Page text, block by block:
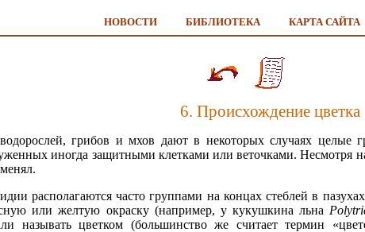
НОВОСТИ БИБЛИОТЕКА КАРТА САЙТА
6. Происхождение цветка
грибов и мхов дают в некоторых случаях целые
иногда защитными клетками или веточками. Несмотря
располагаются часто группами на концах стеблей в
или желтую окраску (например, у кукушкина льна
называть цветком (большинство же считает термин